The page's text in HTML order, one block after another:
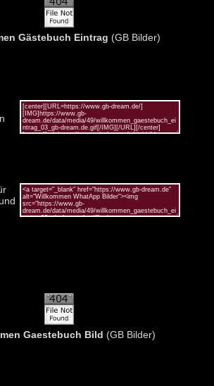
Gästebuch Eintrag (GB Bilder)
Gaestebuch Bild (GB Bilder)